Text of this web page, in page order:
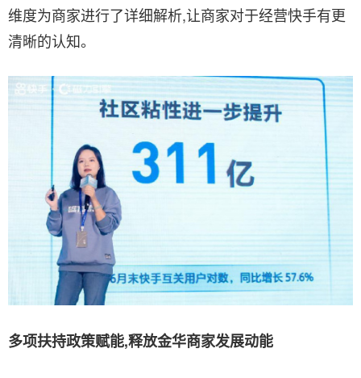
维度为商家进行了详细解析,让商家对于经营快手有更
清晰的认知。
多项扶持政策赋能,释放金华商家发展动能